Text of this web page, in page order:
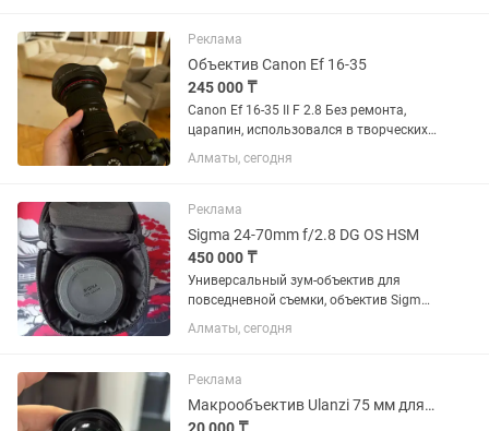
Реклама
Объектив Canon Ef 16-35
245 000 ₸
Canon Ef 16-35 II F 2.8 Без ремонта,
царапин, использовался в творческих
целях, в банкетах не был. Состояние
10/10. Торг минимальный. Продаю так
Алматы, сегодня
Реклама
Sigma 24-70mm f/2.8 DG OS HSM
450 000 ₸
Универсальный зум-объектив для
повседневной съемки, объектив Sigma
24-70mm f/2.8 DG OS HSM с креплением
Canon EF охватывает полезный
широкоугольного до портретного,...
Алматы, сегодня
Реклама
Макрообъектив Ulanzi 75 мм для смартфона